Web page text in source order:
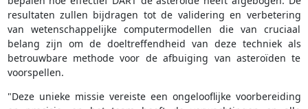
resultaten zullen bijdragen tot de validering en verbetering
van wetenschappelijke computermodellen die van cruciaal
belang zijn om de doeltreffendheid van deze techniek als
betrouwbare methode voor de afbuiging van asteroïden te
voorspellen.
"Deze unieke missie vereiste een ongelooflijke voorbereiding